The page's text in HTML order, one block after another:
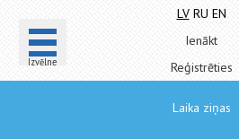
Izvēlne
LV RU EN
Ienākt
Reģistrēties
Laika ziņas